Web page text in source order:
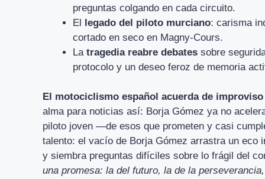
preguntas colgando en cada circuito.
El legado del piloto murciano: carisma
cortado en seco en Magny-Cours.
La tragedia reabre debates sobre
protocolo y un deseo feroz de memoria
El motociclismo español acuerda de
alma para noticias así: Borja Gómez ya no
piloto joven —de esos que prometen y casi
talento: el vacío de Borja Gómez arrastra un
y siembra preguntas difíciles sobre lo frágil del
una promesa: la del futuro, la de la